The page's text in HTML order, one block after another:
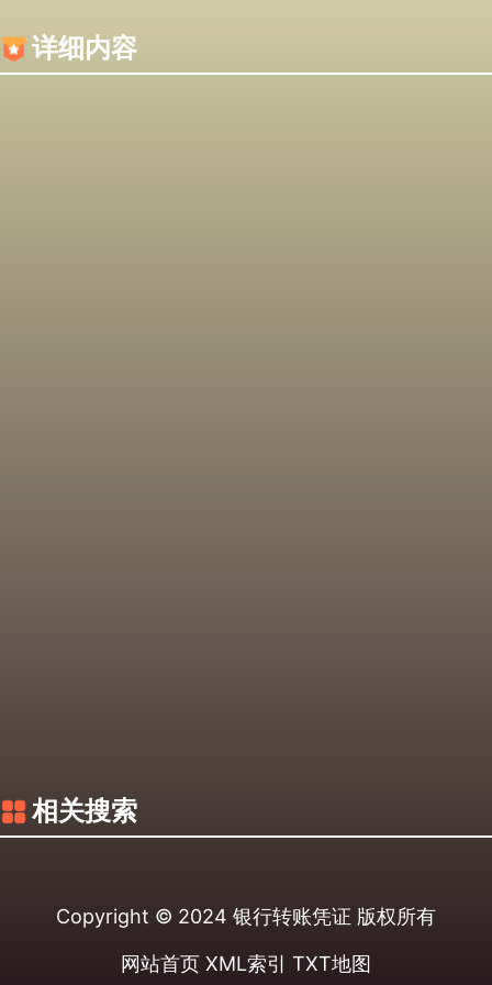
详细内容
相关搜索
Copyright © 2024 银行转账凭证 版权所有
网站首页 XML索引 TXT地图